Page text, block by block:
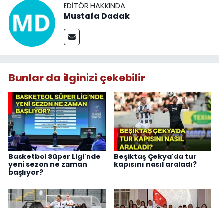
EDITÖR HAKKINDA
Mustafa Dadak
Bunlar da ilginizi çekebilir
Basketbol Süper Ligi'nde
yeni sezon ne zaman
başlıyor?
Beşiktaş Çekya'da tur
kapısını nasıl araladı?